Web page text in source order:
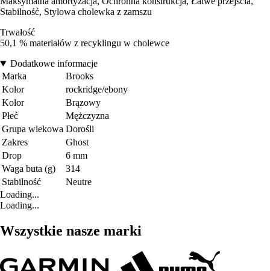
Stabilność, Stylowa cholewka z zamszu
Trwałość
50,1 % materiałów z recyklingu w cholewce
Dodatkowe informacje
Marka
Brooks
Kolor
rockridge/ebony
Kolor
Brązowy
Płeć
Mężczyzna
Grupa wiekowa Dorośli
Zakres
Ghost
Drop
6 mm
Waga buta (g)
314
Stabilność
Neutre
Loading...
Loading...
Wszystkie nasze marki